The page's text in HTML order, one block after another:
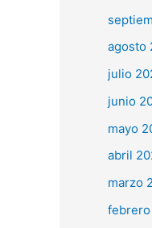
agosto
julio
junio
mayo
abril
marzo